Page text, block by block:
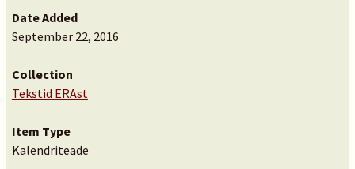
Date Added
September 22, 2016
Collection
Tekstid ERAst
Item Type
Kalendriteade